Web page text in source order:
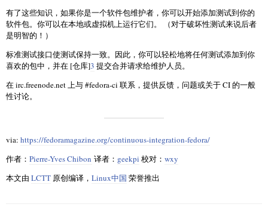
有了这些知识，如果你是一个软件包维护者，你可以开始添加测试到你的
软件包。你可以在本地或虚拟机上运行它们。 （对于破坏性测试来说后者
是明智的！）
标准测试接口使测试保持一致。因此，你可以轻松地将任何测试添加到你
喜欢的包中，并在 [仓库]​​3 提交合并请求给维护人员。
在 irc.freenode.net 上与 #fedora-ci 联系，提供反馈，问题或关于 CI 的一般
性讨论。
via: https://fedoramagazine.org/continuous-integration-fedora/
作者： Pierre-Yves Chibon 译者： geekpi 校对： wxy
本文由 LCTT 原创编译， Linux中国 荣誉推出